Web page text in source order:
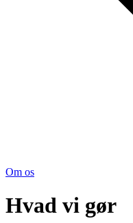
Om os
Hvad vi gør